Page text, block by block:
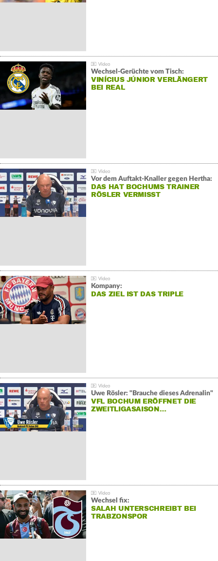
Wechsel-Gerüchte vom Tisch:
VINÍCIUS JÚNIOR VERLÄNGERT
BEI REAL
Vor dem Auftakt-Knaller gegen Hertha:
DAS HAT BOCHUMS TRAINER
RÖSLER VERMISST
Kompany:
DAS ZIEL IST DAS TRIPLE
Uwe Rösler: "Brauche dieses Adrenalin"
VFL BOCHUM ERÖFFNET DIE
ZWEITLIGASAISON…
Wechsel fix:
SALAH UNTERSCHREIBT BEI
TRABZONSPOR